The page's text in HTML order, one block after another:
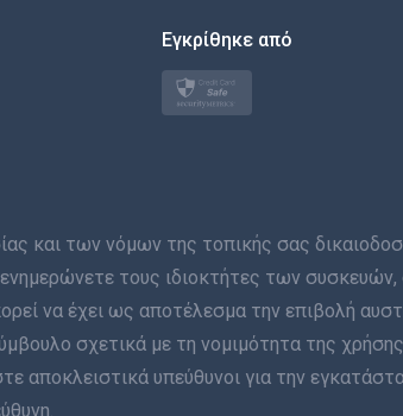
Türkçe
Polski
Svenska
简体中文
Εγκρίθηκε από
των νόμων της τοπικής σας
τους ιδιοκτήτες των συσκευών,
να έχει ως αποτέλεσμα την επιβολή
σχετικά με τη νομιμότητα της
αποκλειστικά υπεύθυνοι για την